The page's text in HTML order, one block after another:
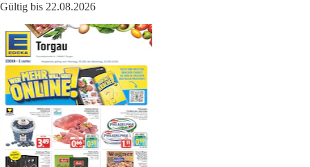
Gültig bis 22.08.2026